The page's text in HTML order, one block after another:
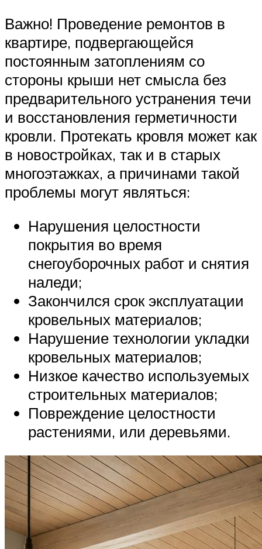
Важно! Проведение ремонтов в
квартире, подвергающейся
постоянным затоплениям со
стороны крыши нет смысла без
предварительного устранения течи
и восстановления герметичности
кровли. Протекать кровля может как
в новостройках, так и в старых
многоэтажках, а причинами такой
проблемы могут являться:
Нарушения целостности
покрытия во время
снегоуборочных работ и снятия
наледи;
Закончился срок эксплуатации
кровельных материалов;
Нарушение технологии укладки
кровельных материалов;
Низкое качество используемых
строительных материалов;
Повреждение целостности
растениями, или деревьями.